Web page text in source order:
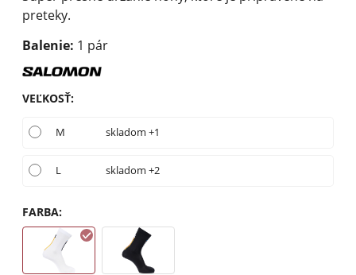
preteky.
Balenie: 1 pár
VEĽKOSŤ:
M skladom +1
L skladom +2
FARBA: